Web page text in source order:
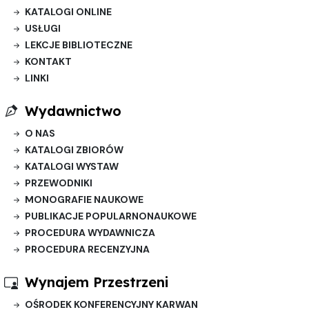
KATALOGI ONLINE
USŁUGI
LEKCJE BIBLIOTECZNE
KONTAKT
LINKI
Wydawnictwo
O NAS
KATALOGI ZBIORÓW
KATALOGI WYSTAW
PRZEWODNIKI
MONOGRAFIE NAUKOWE
PUBLIKACJE POPULARNONAUKOWE
PROCEDURA WYDAWNICZA
PROCEDURA RECENZYJNA
Wynajem Przestrzeni
OŚRODEK KONFERENCYJNY KARWAN